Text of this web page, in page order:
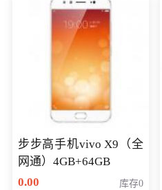
步步高手机vivo X9（全
网通）4GB+64GB
0.00
库存0